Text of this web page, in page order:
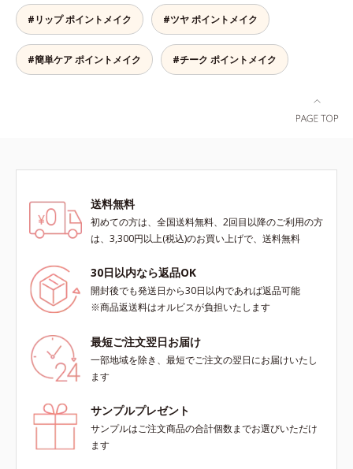
と塗りでパッと晴れやかな表情に格
上げするカラーが長持ちします。
#リップ ポイントメイク #ツヤ ポイントメイク
#簡単ケア ポイントメイク #チーク ポイントメイク
送料無料
初めての方は、全国送料無料、2回目以降のご利用の方
は、3,300円以上(税込)のお買い上げで、送料無料
30日以内なら返品OK
開封後でも発送日から30日以内であれば返品可能
※商品返送料はオルビスが負担いたします
最短ご注文翌日お届け
一部地域を除き、最短でご注文の翌日にお届けいたし
ます
サンプルプレゼント
サンプルはご注文商品の合計個数までお選びいただけ
ます